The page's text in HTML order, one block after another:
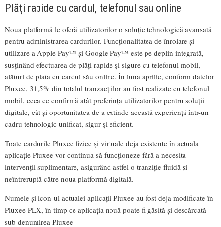
Plăți rapide cu cardul, telefonul sau online
Noua platformă le oferă utilizatorilor o soluție tehnologică avansată
pentru administrarea cardurilor. Funcționalitatea de înrolare și
utilizare a Apple Pay™ și Google Pay™ este pe deplin integrată,
susținând efectuarea de plăți rapide și sigure cu telefonul mobil,
alături de plata cu cardul său online. În luna aprilie, conform datelor
Pluxee, 31,5% din totalul tranzacțiilor au fost realizate cu telefonul
mobil, ceea ce confirmă atât preferința utilizatorilor pentru soluții
digitale, cât și oportunitatea de a extinde această experiență într-un
cadru tehnologic unificat, sigur și eficient.
Toate cardurile Pluxee fizice și virtuale deja existente în actuala
aplicație Pluxee vor continua să funcționeze fără a necesita
intervenții suplimentare, asigurând astfel o tranziție fluidă și
neîntreruptă către noua platformă digitală.
Numele și icon-ul actualei aplicații Pluxee au fost deja modificate în
Pluxee PLX, în timp ce aplicația nouă poate fi găsită și descărcată
sub denumirea Pluxee.